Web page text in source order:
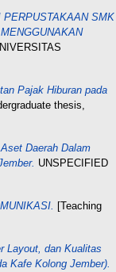
SMK
Pajak Hiburan pada
thesis,
Daerah Dalam
UNSPECIFIED
[Teaching
Layout, dan Kualitas
Kafe Kolong Jember).